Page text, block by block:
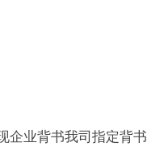
企业背书我司指定背书